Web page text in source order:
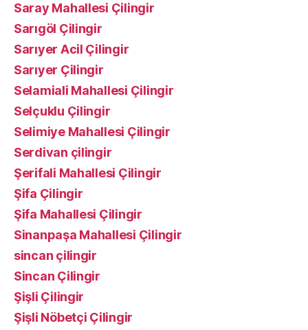
Saray Mahallesi Çilingir
Sarıgöl Çilingir
Sarıyer Acil Çilingir
Sarıyer Çilingir
Selamiali Mahallesi Çilingir
Selçuklu Çilingir
Selimiye Mahallesi Çilingir
Serdivan çilingir
Şerifali Mahallesi Çilingir
Şifa Çilingir
Şifa Mahallesi Çilingir
Sinanpaşa Mahallesi Çilingir
sincan çilingir
Sincan Çilingir
Şişli Çilingir
Şişli Nöbetçi Çilingir